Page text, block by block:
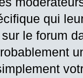
qui
le forum